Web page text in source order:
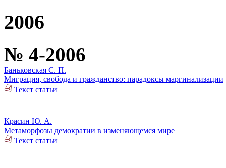
2006
№ 4-2006
Баньковская С. П.
Миграция, свобода и гражданство: парадоксы маргинализации
Текст статьи
Красин Ю. А.
Метаморфозы демократии в изменяющемся мире
Текст статьи